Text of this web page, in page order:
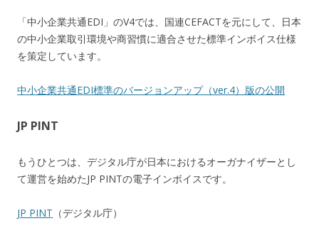
「中小企業共通EDI」のV4では、国連CEFACTを元にして、日本
の中小企業取引環境や商習慣に適合させた標準インボイス仕様
を策定しています。
中小企業共通EDI標準のバージョンアップ（ver.4）版の公開
JP PINT
もうひとつは、デジタル庁が日本におけるオーガナイザーとし
て運営を始めたJP PINTの電子インボイスです。
JP PINT （デジタル庁）